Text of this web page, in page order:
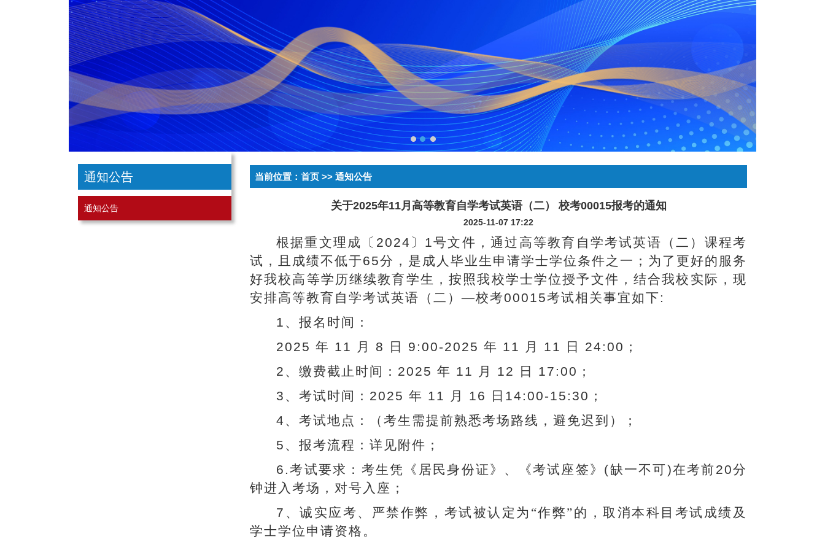
通知公告
通知公告
当前位置： 首页 >> 通知公告
关于2025年11月高等教育自学考试英语（二） 校考00015报考的通知
2025-11-07 17:22
根据重文理成〔 2024 〕 1号文件，通过高等教育自学考试英语（二）课程考
试，且成绩不低于65分，是成人毕业生申请学士学位条件之一；为了更好的服务
好我校高等学历继续教育学生，按照我校学士学位授予文件，结合我校实际，现
安排高等教育自学考试英语（二）—校考00015考试相关事宜如下:
1 、报名时间：
2025 年 11 月 8 日 9:00-2025 年 11 月 11 日 24:00 ；
2 、缴费截止时间： 2025 年 11 月 12 日 17:00 ；
3 、考试时间： 2025 年 11 月 16 日 14:00-15:30 ；
4 、考试地点：（考生需提前熟悉考场路线，避免迟到）；
5 、报考流程：详见附件；
6.考试要求：考生凭《居民身份证》、《考试座签》 (缺一不可)在考前 20分
钟进入考场，对号入座；
7 、诚实应考、严禁作弊，考试被认定为“作弊”的，取消本科目考试成绩及
学士学位申请资格。